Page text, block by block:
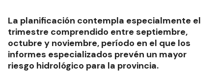
La planificación contempla especialmente el
trimestre comprendido entre septiembre,
octubre y noviembre, período en el que los
informes especializados prevén un mayor
riesgo hidrológico para la provincia.